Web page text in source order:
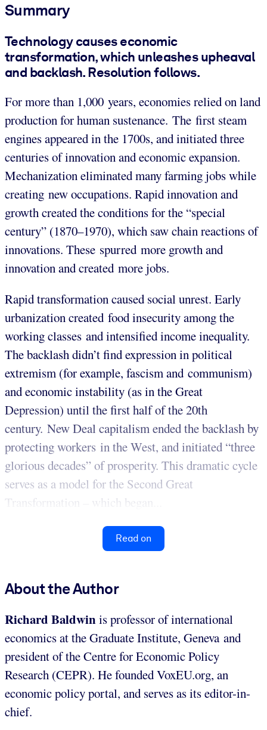
Summary
Technology causes economic
transformation, which unleashes upheaval
and backlash. Resolution follows.
For more than 1,000 years, economies relied on land
production for human sustenance. The first steam
engines appeared in the 1700s, and initiated three
centuries of innovation and economic expansion.
Mechanization eliminated many farming jobs while
creating new occupations. Rapid innovation and
growth created the conditions for the “special
century” (1870–1970), which saw chain reactions of
innovations. These spurred more growth and
innovation and created more jobs.
Rapid transformation caused social unrest. Early
urbanization created food insecurity among the
working classes and intensified income inequality.
The backlash didn’t find expression in political
extremism (for example, fascism and communism)
and economic instability (as in the Great
Depression) until the first half of the 20th
century. New Deal capitalism ended the backlash by
protecting workers in the West, and initiated “three
glorious decades” of prosperity. This dramatic cycle
serves as a model for the Second Great
Transformation – which began...
Read on
About the Author
Richard Baldwinis professor of international
economics at the Graduate Institute, Geneva and
president of the Centre for Economic Policy
Research (CEPR). He founded VoxEU.org, an
economic policy portal, and serves as its editor-in-
chief.